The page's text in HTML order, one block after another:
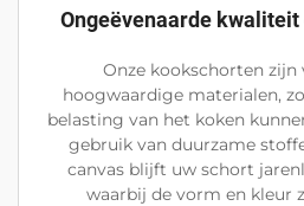
Ongeëvenaarde kwaliteit
Onze kookschorten
hoogwaardige materialen,
belasting van het koken
gebruik van duurzame
canvas blijft uw schort
waarbij de vorm en kleur